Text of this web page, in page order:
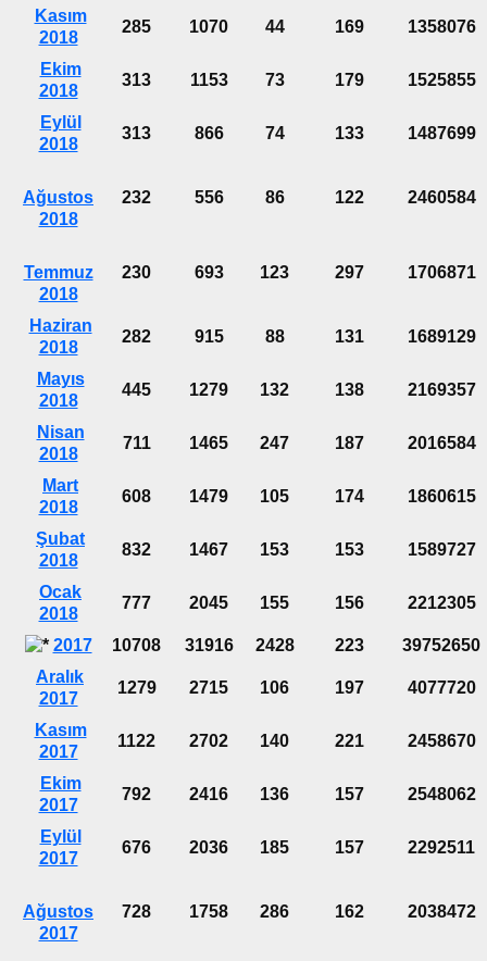
Kasım
2018
285 1070 44 169 1358076
Ekim
2018
313 1153 73 179 1525855
Eylül
2018
313 866 74 133 1487699
Ağustos
2018
232 556 86 122 2460584
Temmuz
2018
230 693 123 297 1706871
Haziran
2018
282 915 88 131 1689129
Mayıs
2018
445 1279 132 138 2169357
Nisan
2018
711 1465 247 187 2016584
Mart
2018
608 1479 105 174 1860615
Şubat
2018
832 1467 153 153 1589727
Ocak
2018
777 2045 155 156 2212305
2017 10708 31916 2428 223
39752650
Aralık
2017
1279 2715 106 197 4077720
Kasım
2017
1122 2702 140 221 2458670
Ekim
2017
792 2416 136 157 2548062
Eylül
2017
676 2036 185 157 2292511
Ağustos
2017
728 1758 286 162 2038472